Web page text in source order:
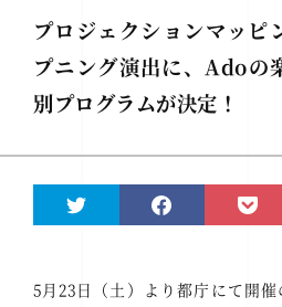
プロジェクションマッピ
プニング演出に、Adoの
別プログラムが決定！
5月23日（土）より都庁にて開